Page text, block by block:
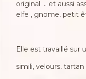
original … et aussi
elfe , gnome, petit
Elle est travaillé sur
simili, velours,